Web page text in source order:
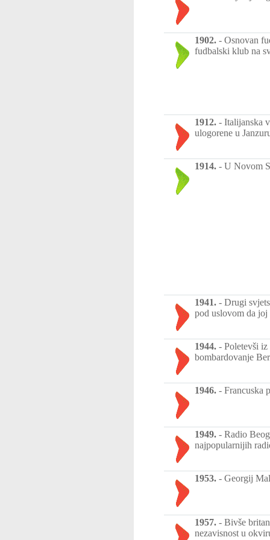
1902. - Osnovan
fudbalski klub na
1912. - Italijanska
ulogorene u
1914. - U Novom
1941. - Drugi
pod uslovom da
1944. - Poletevši
bombardovanje
1946. - Francuska
1949. - Radio
najpopularnijih
1953. - Georgij
1957. - Bivše
nezavisnost u